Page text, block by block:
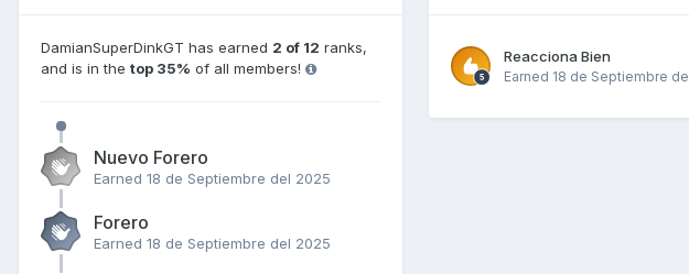
DamianSuperDinkGT has earned 2 of 12 ranks,
and is in the top 35% of all members!
Nuevo Forero
Earned 18 de Septiembre del 2025
Forero
Earned 18 de Septiembre del 2025
Reacciona Bien
Earned 18 de Septiembre